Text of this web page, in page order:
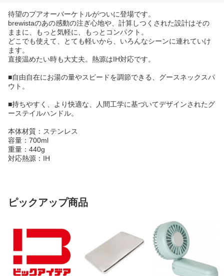
待望のプアオーバーケトルがついに登場です。
brewistaのあの感動の注ぎ心地や、計算しつくされた設計はその
ままに、もっと気軽に、もっとコンパクト。
どこでも使えて、とても軽いから、いろんなシーンに連れていけ
ます。
直接温めたい時も大丈夫。熱源はIH対応です。
■自由自在にお湯の量やスピードを調節できる、グースネックスパ
ウト。
■持ちやすく、より快適な、人間工学に基づいてデザインされたグ
ーステイルハンドル。
本体材質：ステンレス
容量：700ml
重量：440g
対応熱源：IH
ピックアップ商品